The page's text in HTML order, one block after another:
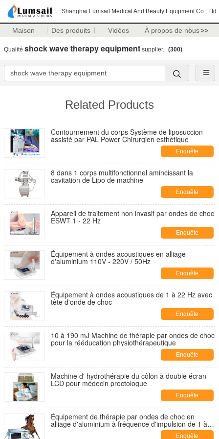
Shanghai Lumsail Medical And Beauty Equipment Co., Ltd.
Maison Des produits Vidéos À propos de nous>>
Qualité shock wave therapy equipment supplier. (300)
Related Products
Contournement du corps Système de liposuccion
assisté par PAL Power Chirurgien esthétique
Enquête
maintenant
8 dans 1 corps multifonctionnel amincissant la
cavitation de Lipo de machine
Enquête
maintenant
Appareil de traitement non invasif par ondes de choc
ESWT 1 - 22 Hz
Enquête
maintenant
Équipement à ondes acoustiques en alliage
d'aluminium 110V - 220V / 50Hz
Enquête
maintenant
Équipement à ondes acoustiques de 1 à 22 Hz avec
tête d'onde de choc
Enquête
maintenant
10 à 190 mJ Machine de thérapie par ondes de choc
pour la rééducation physiothérapeutique
Enquête
maintenant
Machine d' hydrothérapie du côlon à double écran
LCD pour médecin proctologue
Enquête
maintenant
Équipement de thérapie par ondes de choc en
alliage d'aluminium à fréquence d'impulsion de 1 à
Enquête